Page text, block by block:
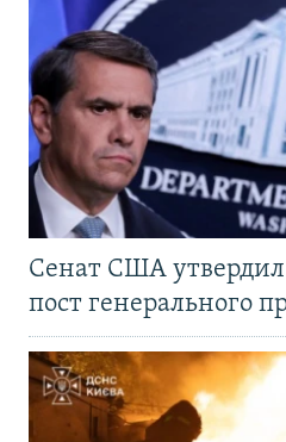
Сенат США
пост генерального